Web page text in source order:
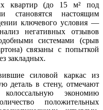
квартир (до 15 м² под
становятся настоящим
ключевого условия —
негативных отзывов
системами (срыв
связаны с попыткой
закладных.
силовой каркас из
деталь в стену, отмечают
экономию
положительных